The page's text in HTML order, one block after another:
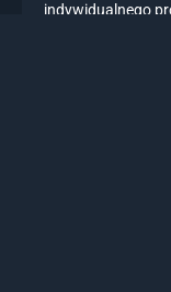
indywidualnego